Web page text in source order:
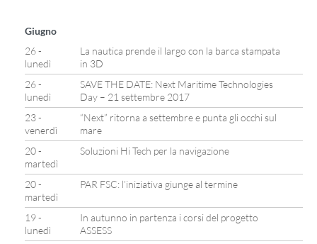
Giugno
26 -
lunedì
La nautica prende il largo con la barca stampata
in 3D
26 -
lunedì
SAVE THE DATE: Next Maritime Technologies
Day – 21 settembre 2017
23 -
venerdì
“Next” ritorna a settembre e punta gli occhi sul
mare
20 -
martedì
Soluzioni Hi Tech per la navigazione
20 -
martedì
PAR FSC: l’iniziativa giunge al termine
19 -
lunedì
In autunno in partenza i corsi del progetto
ASSESS